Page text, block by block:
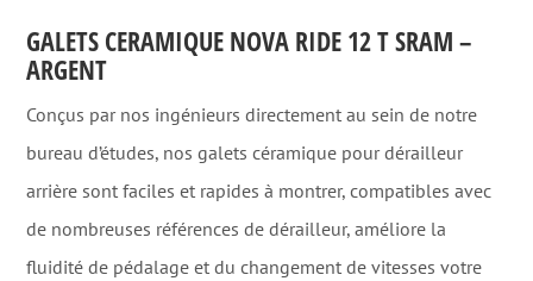
GALETS CERAMIQUE NOVA RIDE 12 T SRAM –
ARGENT
Conçus par nos ingénieurs directement au sein de notre
bureau d’études, nos galets céramique pour dérailleur
arrière sont faciles et rapides à montrer, compatibles avec
de nombreuses références de dérailleur, améliore la
fluidité de pédalage et du changement de vitesses votre